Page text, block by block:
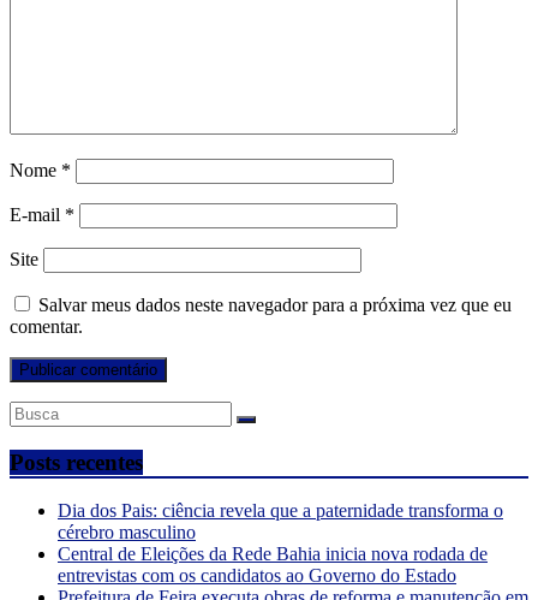
Nome *
E-mail *
Site
Salvar meus dados neste navegador para a próxima vez que eu
comentar.
Posts recentes
Dia dos Pais: ciência revela que a paternidade transforma o
cérebro masculino
Central de Eleições da Rede Bahia inicia nova rodada de
entrevistas com os candidatos ao Governo do Estado